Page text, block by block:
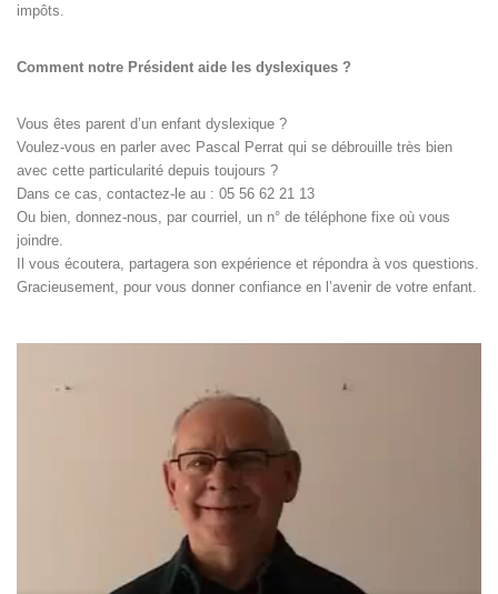
impôts.
Comment notre Président aide les dyslexiques ?
Vous êtes parent d’un enfant dyslexique ?
Voulez-vous en parler avec Pascal Perrat qui se débrouille très bien
avec cette particularité depuis toujours ?
Dans ce cas, contactez-le au : 05 56 62 21 13
Ou bien, donnez-nous, par courriel, un n° de téléphone fixe où vous
joindre.
Il vous écoutera, partagera son expérience et répondra à vos questions.
Gracieusement, pour vous donner confiance en l’avenir de votre enfant.